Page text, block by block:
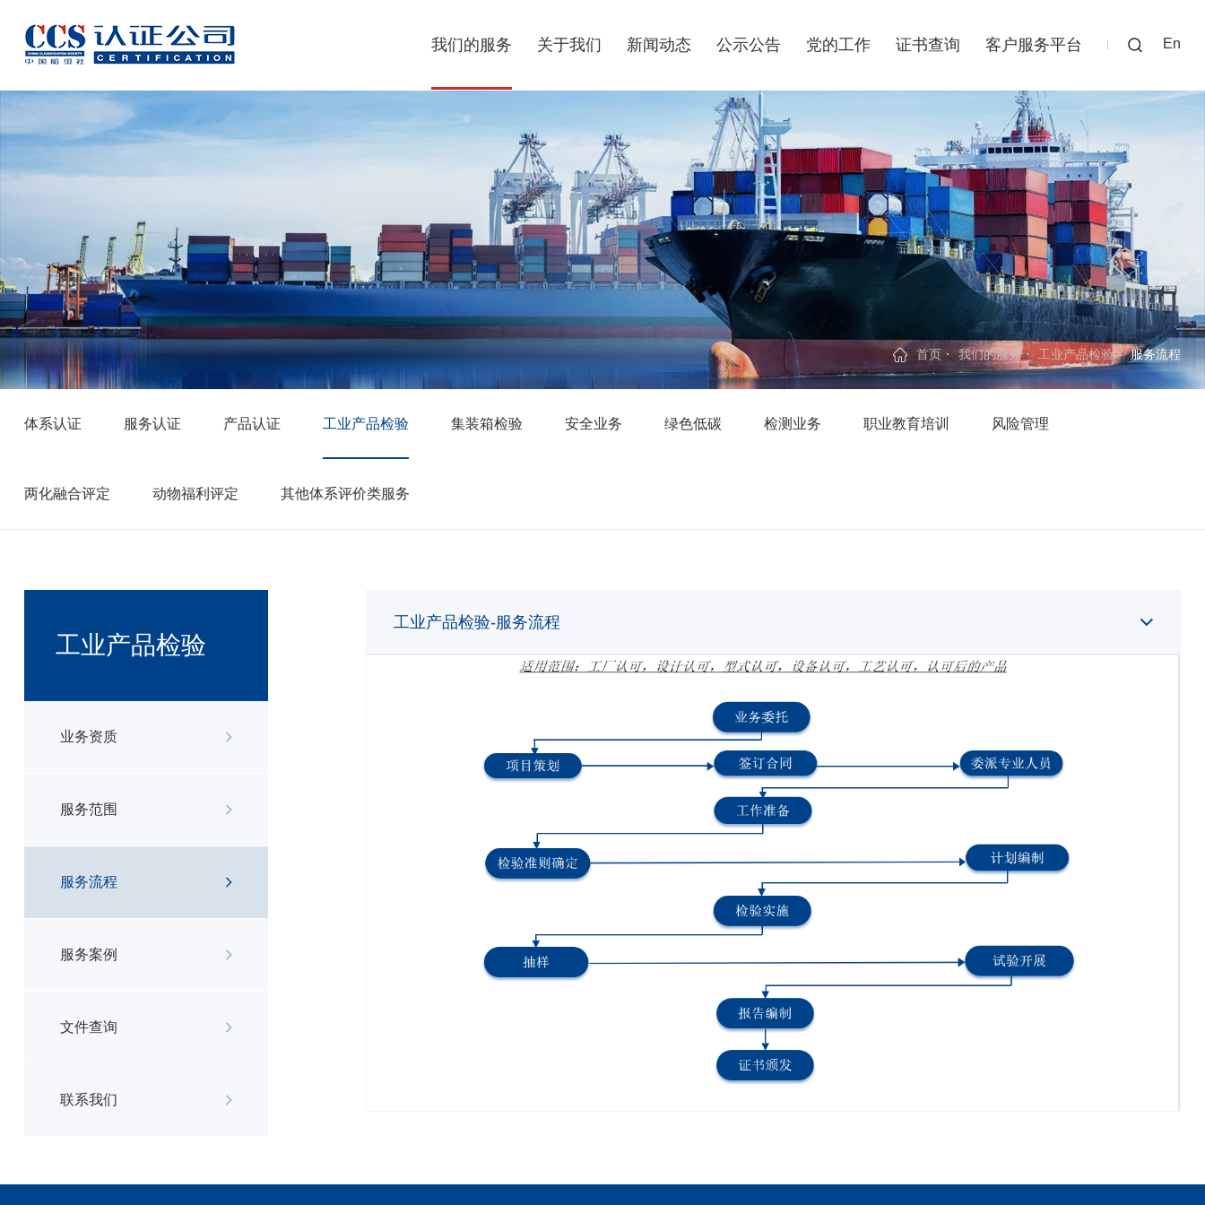
En
我们的服务 关于我们 新闻动态 公示公告 党的工作 证书查询 客户服务平台
首页 我们的服务 工业产品检验 服务流程
体系认证 服务认证 产品认证 工业产品检验 集装箱检验 安全业务 绿色低碳 检测业务 职业教育培训 风险管理
两化融合评定 动物福利评定 其他体系评价类服务
工业产品检验
业务资质
服务范围
服务流程
服务案例
文件查询
联系我们
工业产品检验-服务流程